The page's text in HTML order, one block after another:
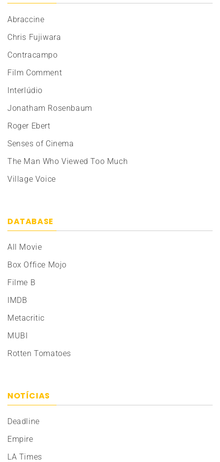
Abraccine
Chris Fujiwara
Contracampo
Film Comment
Interlúdio
Jonatham Rosenbaum
Roger Ebert
Senses of Cinema
The Man Who Viewed Too Much
Village Voice
DATABASE
All Movie
Box Office Mojo
Filme B
IMDB
Metacritic
MUBI
Rotten Tomatoes
NOTÍCIAS
Deadline
Empire
LA Times